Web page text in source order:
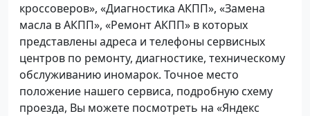
кроссоверов», «Диагностика АКПП», «Замена
масла в АКПП», «Ремонт АКПП» в которых
представлены адреса и телефоны сервисных
центров по ремонту, диагностике, техническому
обслуживанию иномарок. Точное место
положение нашего сервиса, подробную схему
проезда, Вы можете посмотреть на «Яндекс